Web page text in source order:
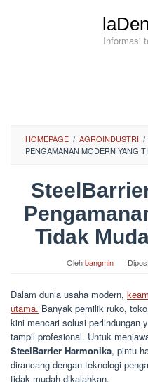
Informasi
HOMEPAGE / AGROINDUSTRI /
PENGAMANAN MODERN YANG
Tidak
Olehbangmin
Dalam dunia usaha modern,
utama. Banyak pemilik ruko,
kini mencari solusi perlindungan
tampil profesional. Untuk
SteelBarrier Harmonika, pintu
dirancang dengan teknologi
tidak mudah dikalahkan.